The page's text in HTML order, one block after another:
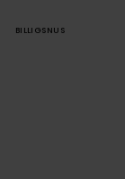
BILLIGSNUS